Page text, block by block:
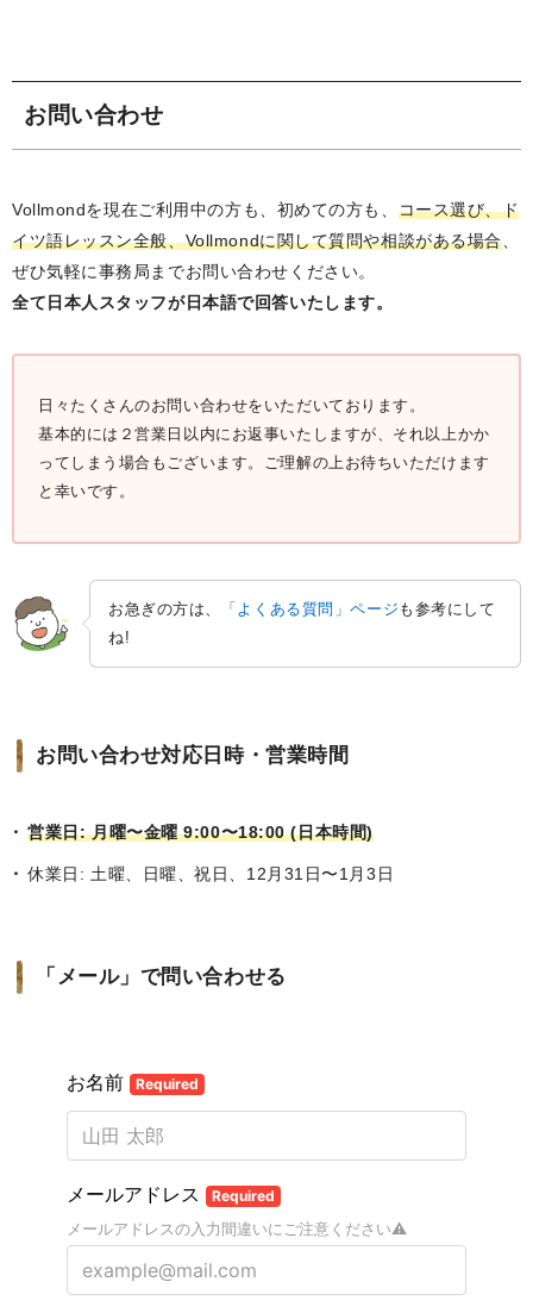
お問い合わせ
Vollmondを現在ご利用中の方も、初めての方も、 コース選び、ド
イツ語レッスン全般、Vollmondに関して質問や相談がある場合、
ぜひ気軽に事務局までお問い合わせください。
全て日本人スタッフが日本語で回答いたします。
日々たくさんのお問い合わせをいただいております。
基本的には２営業日以内にお返事いたしますが、それ以上かか
ってしまう場合もございます。ご理解の上お待ちいただけます
と幸いです。
お急ぎの方は、 「よくある質問」ページ も参考にして
ね!
お問い合わせ対応日時・営業時間
営業日: 月曜〜金曜 9:00〜18:00 (日本時間)
休業日: 土曜、日曜、祝日、12月31日〜1月3日
「メール」で問い合わせる